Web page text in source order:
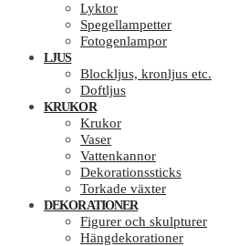
Lyktor
Spegellampetter
Fotogenlampor
LJUS
Blockljus, kronljus etc.
Doftljus
KRUKOR
Krukor
Vaser
Vattenkannor
Dekorationssticks
Torkade växter
DEKORATIONER
Figurer och skulpturer
Hängdekorationer